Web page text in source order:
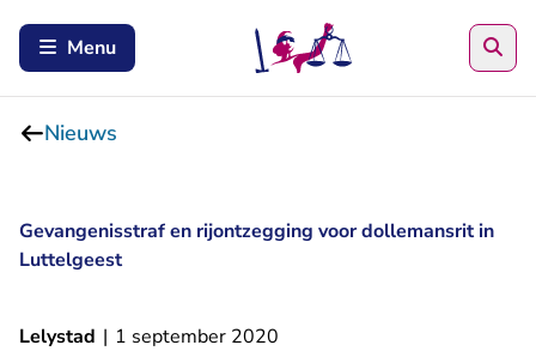
Menu
Nieuws
Gevangenisstraf en rijontzegging voor dollemansrit in
Luttelgeest
Lelystad | 1 september 2020